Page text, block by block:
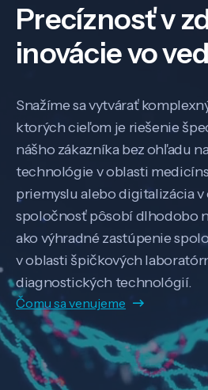
Precíznosť v
inovácie vo
Snažíme sa vytvárať
ktorých cieľom je riešenie
nášho zákazníka bez ohľadu
technológie v oblasti
priemyslu alebo digitalizácia v
spoločnosť pôsobí dlhodobo
ako výhradné zastúpenie
v oblasti špičkových
diagnostických technológií.
Čomu sa venujeme